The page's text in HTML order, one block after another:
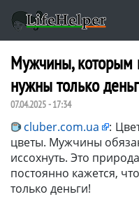
Мужчины, которым
нужны только
07.04.2025 - 17:34
cluber.com.ua :
цветы. Мужчины
иссохнуть. Это
постоянно кажется,
только деньги!